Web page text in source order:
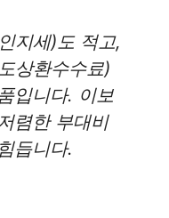
지세)도 적고,
상환수수료)
입니다. 이보
렴한 부대비
듭니다.